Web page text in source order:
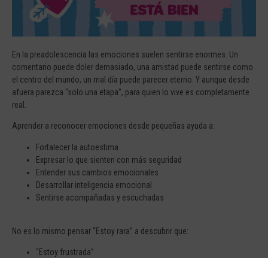
En la preadolescencia las emociones suelen sentirse enormes. Un
comentario puede doler demasiado, una amistad puede sentirse como
el centro del mundo, un mal día puede parecer eterno. Y aunque desde
afuera parezca “solo una etapa”, para quien lo vive es completamente
real.
Aprender a reconocer emociones desde pequeñas ayuda a:
Fortalecer la autoestima
Expresar lo que sienten con más seguridad
Entender sus cambios emocionales
Desarrollar inteligencia emocional
Sentirse acompañadas y escuchadas
No es lo mismo pensar “Estoy rara” a descubrir que:
“Estoy frustrada”